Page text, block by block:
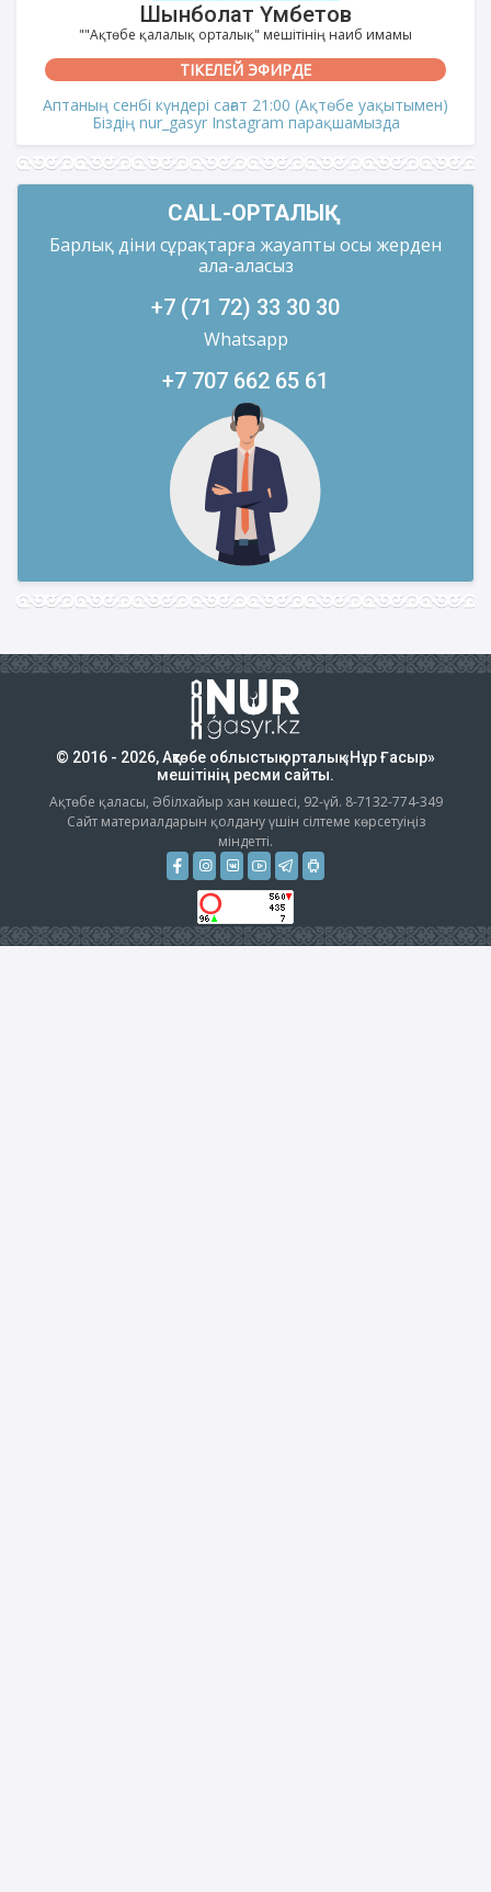
Шынболат Үмбетов
""Ақтөбе қалалық орталық" мешітінің наиб имамы
ТІКЕЛЕЙ ЭФИРДЕ
Аптаның сенбі күндері сағат 21:00 (Ақтөбе уақытымен)
Біздің nur_gasyr Instagram парақшамызда
CALL-ОРТАЛЫҚ
Барлық діни сұрақтарға жауапты осы жерден
ала-аласыз
+7 (71 72) 33 30 30
Whatsapp
+7 707 662 65 61
© 2016 - 2026, Ақтөбе облыстық орталық «Нұр Ғасыр»
мешітінің ресми сайты.
Ақтөбе қаласы, Әбілхайыр хан көшесі, 92-үй. 8-7132-774-349
Сайт материалдарын қолдану үшін сілтеме көрсетуіңіз
міндетті.